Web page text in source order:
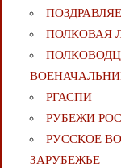
ПОЛКОВАЯ
РГАСПИ
РУБЕЖИ
РУССКОЕ
ЗАРУБЕЖЬЕ